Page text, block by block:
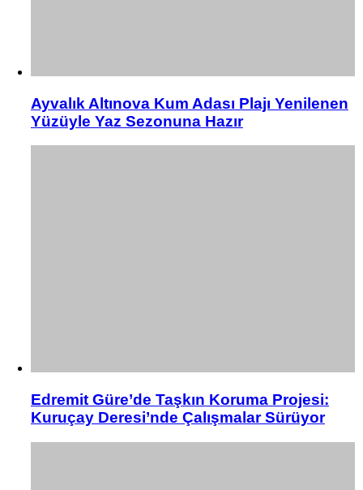
Ayvalık Altınova Kum Adası Plajı Yenilenen
Yüzüyle Yaz Sezonuna Hazır
Edremit Güre’de Taşkın Koruma Projesi:
Kuruçay Deresi’nde Çalışmalar Sürüyor